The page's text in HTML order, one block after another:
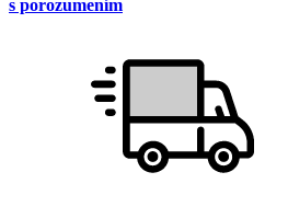
s porozumením